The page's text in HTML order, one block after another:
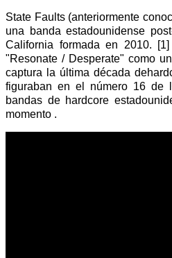
State Faults (anteriormente
una banda estadounidense
California formada en 2010.
"Resonate / Desperate" como
captura la última década
figuraban en el número 16 de
bandas de hardcore
momento .